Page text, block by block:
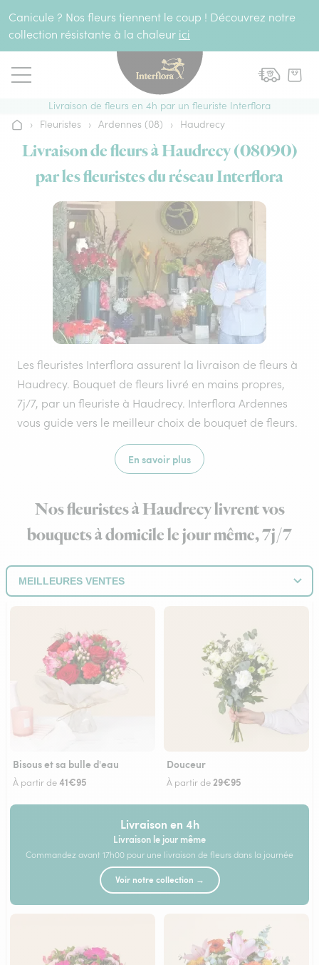
Canicule ? Nos fleurs tiennent le coup ! Découvrez notre
collection résistante à la chaleur ici
Livraison de fleurs en 4h par un fleuriste Interflora
Accueil
› Fleuristes › Ardennes (08) › Haudrecy
Livraison de fleurs à Haudrecy (08090)
par les fleuristes du réseau Interflora
Les fleuristes Interflora assurent la livraison de fleurs à
Haudrecy. Bouquet de fleurs livré en mains propres,
7j/7, par un fleuriste à Haudrecy. Interflora Ardennes
vous guide vers le meilleur choix de bouquet de fleurs.
En savoir plus
Nos fleuristes à Haudrecy livrent vos
bouquets à domicile le jour même, 7j/7
Bisous et sa bulle d'eau
À partir de41€95
Douceur
À partir de 29€95
Livraison en 4h
Livraison le jour même
Commandez avant 17h00 pour une livraison de fleurs dans la journée
Voir notre collection →